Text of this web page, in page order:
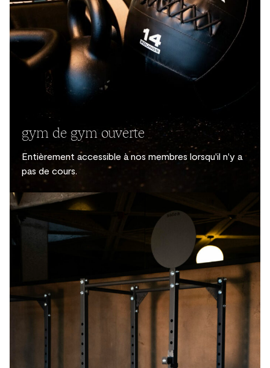
gym de gym ouverte
Entièrement accessible à nos membres lorsqu'il n'y a
pas de cours.